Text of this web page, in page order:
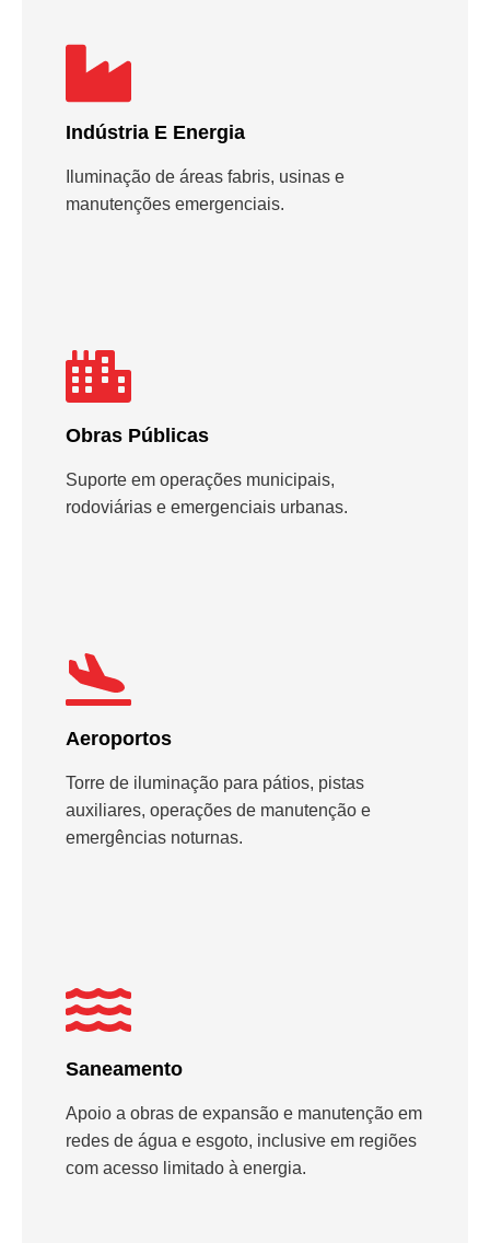
Indústria E Energia
Iluminação de áreas fabris, usinas e
manutenções emergenciais.
Obras Públicas
Suporte em operações municipais,
rodoviárias e emergenciais urbanas.
Aeroportos
Torre de iluminação para pátios, pistas
auxiliares, operações de manutenção e
emergências noturnas.
Saneamento
Apoio a obras de expansão e manutenção em
redes de água e esgoto, inclusive em regiões
com acesso limitado à energia.